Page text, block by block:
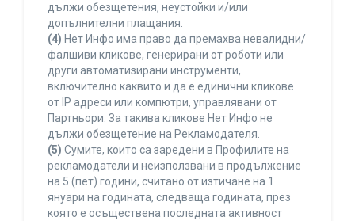
дължи обезщетения, неустойки и/или
допълнителни плащания.
(4) Нет Инфо има право да премахва невалидни/
фалшиви кликове, генерирани от роботи или
други автоматизирани инструменти,
включително каквито и да е единични кликове
от IP адреси или компютри, управлявани от
Партньори. За такива кликове Нет Инфо не
дължи обезщетение на Рекламодателя.
(5) Сумите, които са заредени в Профилите на
рекламодатели и неизползвани в продължение
на 5 (пет) години, считано от изтичане на 1
януари на годината, следваща годината, през
която е осъществена последната активност